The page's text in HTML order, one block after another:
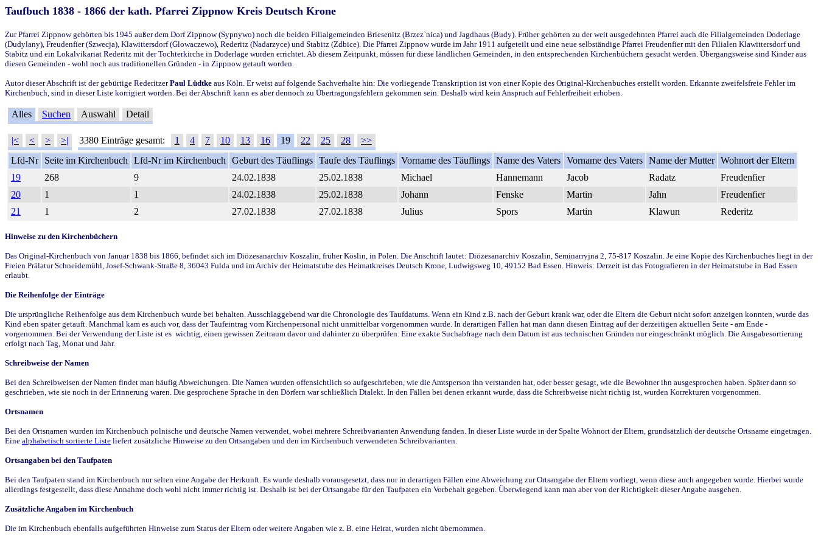
Taufbuch 1838 - 1866 der kath. Pfarrei Zippnow Kreis Deutsch Krone
Zur Pfarrei Zippnow gehörten bis 1945 außer dem Dorf Zippnow (Sypnywo) noch die beiden Filialgemeinden Briesenitz (Brzez`nica) und Jagdhaus (Budy). Früher gehörten zu der weit ausgedehnten Pfarrei auch die Filialgemeinden Doderlage
(Dudylany), Freudenfier (Szwecja), Klawittersdorf (Glowaczewo), Rederitz (Nadarzyce) und Stabitz (Zdbice). Die Pfarrei Zippnow wurde im Jahr 1911 aufgeteilt und eine neue selbständige Pfarrei Freudenfier mit den Filialen Klawittersdorf und
Stabitz und ein Lokalvikariat Rederitz mit der Tochterkirche in Doderlage wurden errichtet. Ab diesem Zeitpunkt, müssen für diese ländlichen Gemeinden, in den entsprechenden Kirchenbüchern gesucht werden. Übergangsweise sind Kinder aus
diesen Gemeinden - wohl noch aus traditionellen Gründen - in Zippnow getauft worden.
Autor dieser Abschrift ist der gebürtige RederitzerPaul Lüdtke aus Köln. Er weist auf folgende Sachverhalte hin: Die vorliegende Transkription ist von einer Kopie des Original-Kirchenbuches erstellt worden. Erkannte zweifelsfreie Fehler im
Kirchenbuch, sind in dieser Liste korrigiert worden. Bei der Abschrift kann es aber dennoch zu Übertragungsfehlern gekommen sein. Deshalb wird kein Anspruch auf Fehlerfreiheit erhoben.
Alles Suchen Auswahl Detail
|< < > >| 3380 Einträge gesamt: 1 4 7 10 13 16 19 22 25 28
>>
Lfd-Nr
Seite im Kirchenbuch Lfd-Nr im Kirchenbuch Geburt des Täuflings Taufe des Täuflings Vorname des Täuflings Name des Vaters Vorname des Vaters Name der Mutter Wohnort der Eltern
19
268 9 24.02.1838 25.02.1838 Michael Hannemann Jacob Radatz
Freudenfier
20
1 1 24.02.1838 25.02.1838 Johann Fenske Martin Jahn
Freudenfier
21
1 2 27.02.1838 27.02.1838 Julius Spors Martin Klawun Rederitz
Hinweise zu den Kirchenbüchern
Das Original-Kirchenbuch von Januar 1838 bis 1866, befindet sich im Diözesanarchiv Koszalin, früher Köslin, in Polen. Die Anschrift lautet: Diözesanarchiv Koszalin, Seminarryjna 2, 75-817 Koszalin. Je eine Kopie des Kirchenbuches liegt in der
Freien Prälatur Schneidemühl, Josef-Schwank-Straße 8, 36043 Fulda und im Archiv der Heimatstube des Heimatkreises Deutsch Krone, Ludwigsweg 10, 49152 Bad Essen. Hinweis: Derzeit ist das Fotografieren in der Heimatstube in Bad Essen
erlaubt.
Die Reihenfolge der Einträge
Die ursprüngliche Reihenfolge aus dem Kirchenbuch wurde bei behalten. Ausschlaggebend war die Chronologie des Taufdatums. Wenn ein Kind z.B. nach der Geburt krank war, oder die Eltern die Geburt nicht sofort anzeigen konnten, wurde das
Kind eben später getauft. Manchmal kam es auch vor, dass der Taufeintrag vom Kirchenpersonal nicht unmittelbar vorgenommen wurde. In derartigen Fällen hat man dann diesen Eintrag auf der derzeitigen aktuellen Seite - am Ende -
vorgenommen. Bei der Verwendung der Liste ist es wichtig, einen gewissen Zeitraum davor und dahinter zu überprüfen. Eine exakte Suchabfrage nach dem Datum ist aus technischen Gründen nur eingeschränkt möglich. Die Ausgabesortierung
erfolgt nach Tag, Monat und Jahr.
Schreibweise der Namen
Bei den Schreibweisen der Namen findet man häufig Abweichungen. Die Namen wurden offensichtlich so aufgeschrieben, wie die Amtsperson ihn verstanden hat, oder besser gesagt, wie die Bewohner ihn ausgesprochen haben. Später dann so
geschrieben, wie sie noch in der Erinnerung waren. Die gesprochene Sprache in den Dörfern war schließlich Dialekt. In den Fällen bei denen erkannt wurde, dass die Schreibweise nicht richtig ist, wurden Korrekturen vorgenommen.
Ortsnamen
Bei den Ortsnamen wurden im Kirchenbuch polnische und deutsche Namen verwendet, wobei mehrere Schreibvarianten Anwendung fanden. In dieser Liste wurde in der Spalte Wohnort der Eltern, grundsätzlich der deutsche Ortsname eingetragen.
Eine alphabetisch sortierte Liste liefert zusätzliche Hinweise zu den Ortsangaben und den im Kirchenbuch verwendeten Schreibvarianten.
Ortsangaben bei den Taufpaten
Bei den Taufpaten stand im Kirchenbuch nur selten eine Angabe der Herkunft. Es wurde deshalb vorausgesetzt, dass nur in derartigen Fällen eine Abweichung zur Ortsangabe der Eltern vorliegt, wenn diese auch angegeben wurde. Hierbei wurde
allerdings festgestellt, dass diese Annahme doch wohl nicht immer richtig ist. Deshalb ist bei der Ortsangabe für den Taufpaten ein Vorbehalt gegeben. Überwiegend kann man aber von der Richtigkeit dieser Angabe ausgehen.
Zusätzliche Angaben im Kirchenbuch
Die im Kirchenbuch ebenfalls aufgeführten Hinweise zum Status der Eltern oder weitere Angaben wie z. B. eine Heirat, wurden nicht übernommen.